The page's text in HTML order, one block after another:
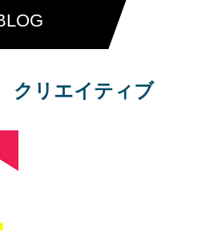
クリエイティブ